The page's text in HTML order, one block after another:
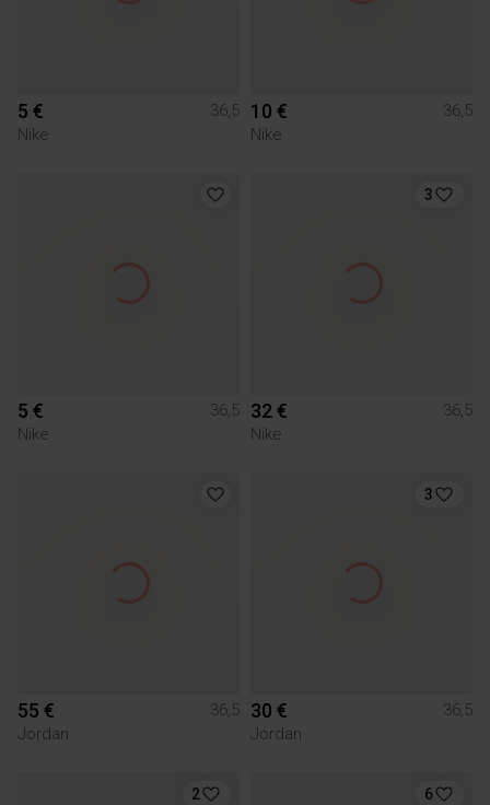
5 €
36,5
Nike
10 €
36,5
Nike
5 €
36,5
Nike
3
32 €
36,5
Nike
55 €
36,5
Jordan
3
30 €
36,5
Jordan
2 6